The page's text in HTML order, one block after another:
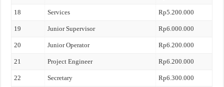
18 Services Rp5.200.000
19 Junior Supervisor Rp6.000.000
20 Junior Operator Rp6.200.000
21 Project Engineer Rp6.200.000
22 Secretary Rp6.300.000